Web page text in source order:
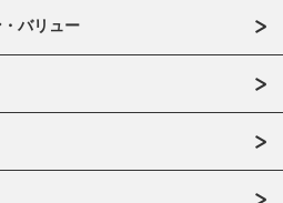
バリュー